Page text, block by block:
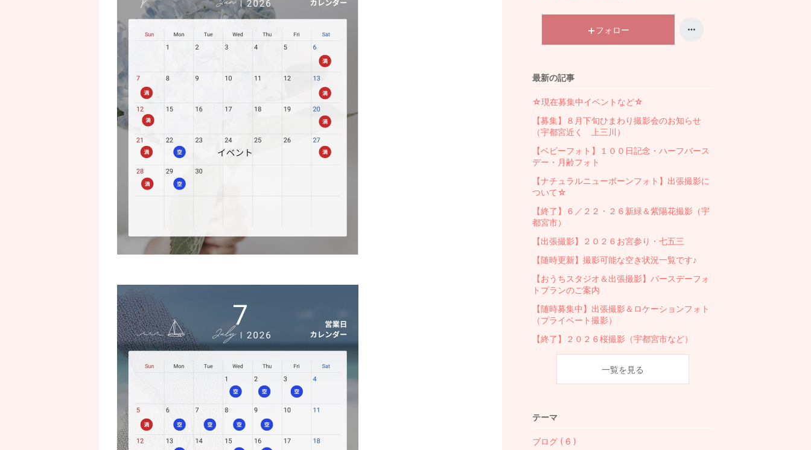
フォロー
最新の記事
☆現在募集中イベントなど☆
【募集】８月下旬ひまわり撮影会のお知らせ
（宇都宮近く 上三川）
【ベビーフォト】１００日記念・ハーフバース
デー・月齢フォト
【ナチュラルニューボーンフォト】出張撮影に
ついて☆
【終了】６／２２・２６新緑＆紫陽花撮影（宇
都宮市）
【出張撮影】２０２６お宮参り・七五三
【随時更新】撮影可能な空き状況一覧です♪
【おうちスタジオ＆出張撮影】バースデーフォ
トプランのご案内
【随時募集中】出張撮影＆ロケーションフォト
（プライベート撮影）
【終了】２０２６桜撮影（宇都宮市など）
一覧を見る
テーマ
ブログ ( 6 )